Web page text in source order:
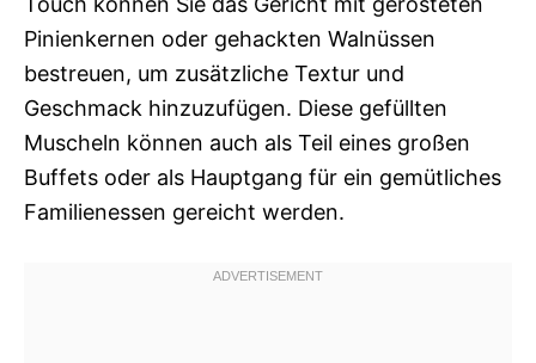
Pinienkernen oder gehackten Walnüssen
bestreuen, um zusätzliche Textur und
Geschmack hinzuzufügen. Diese gefüllten
Muscheln können auch als Teil eines großen
Buffets oder als Hauptgang für ein gemütliches
Familienessen gereicht werden.